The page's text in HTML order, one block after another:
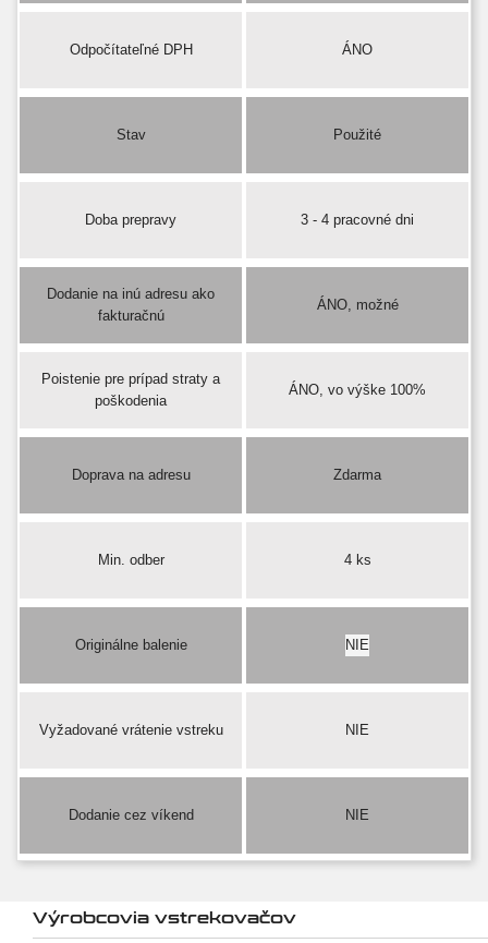
Odpočítateľné DPH ÁNO
Stav Použité
Doba prepravy 3 - 4 pracovné dni
Dodanie na inú adresu ako
fakturačnú
ÁNO, možné
Poistenie pre prípad straty a
poškodenia
ÁNO, vo výške 100%
Doprava na adresu Zdarma
Min. odber 4 ks
Originálne balenie NIE
Vyžadované vrátenie vstreku NIE
Dodanie cez víkend NIE
Výrobcovia vstrekovačov